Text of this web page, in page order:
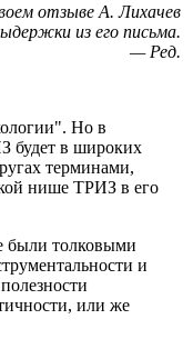
отзыве А. Лихачев
из его письма.
— Ред.
Но в
будет в широких
терминами,
нише ТРИЗ в его
были толковыми
и
или же